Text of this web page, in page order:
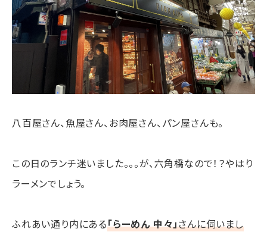
八百屋さん、魚屋さん、お肉屋さん、パン屋さんも。
この日のランチ迷いました。。。が、六角橋なので！？やはり
ラーメンでしょう。
ふれあい通り内にある「らーめん 中々」さんに伺いまし